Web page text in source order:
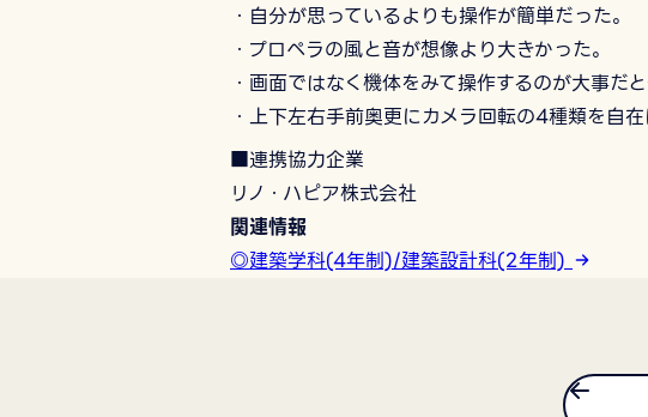
・自分が思っているよりも操作が簡単だった。
・プロペラの風と音が想像より大きかった。
・画面ではなく機体をみて操作するのが大事だと
・上下左右手前奥更にカメラ回転の4種類を自
■連携協力企業
リノ・ハピア株式会社
関連情報
◎建築学科(4年制)/建築設計科(2年制)